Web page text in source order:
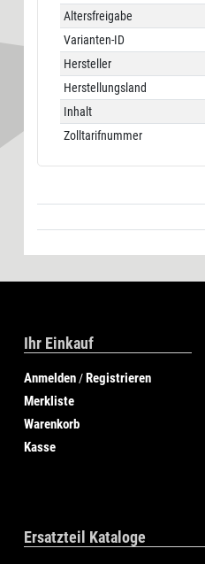
Altersfreigabe
Varianten-ID
Hersteller
Herstellungsland
Inhalt
Zolltarifnummer
Ihr Einkauf
Anmelden /Registrieren
Merkliste
Warenkorb
Kasse
Ersatzteil Kataloge